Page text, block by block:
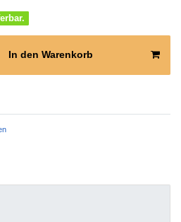
In den Warenkorb